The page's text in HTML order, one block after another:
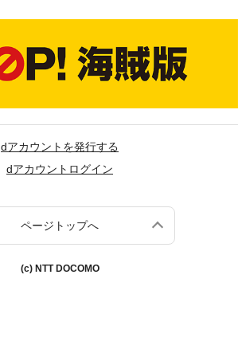
dアカウントを発行する
dアカウントログイン
ページトップへ
(c) NTT DOCOMO